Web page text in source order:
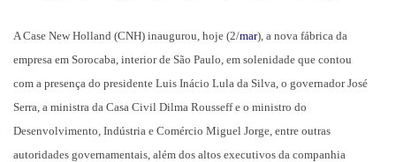
A Case New Holland (CNH) inaugurou, hoje (2/mar), a nova fábrica da
empresa em Sorocaba, interior de São Paulo, em solenidade que contou
com a presença do presidente Luis Inácio Lula da Silva, o governador José
Serra, a ministra da Casa Civil Dilma Rousseff e o ministro do
Desenvolvimento, Indústria e Comércio Miguel Jorge, entre outras
autoridades governamentais, além dos altos executivos da companhia